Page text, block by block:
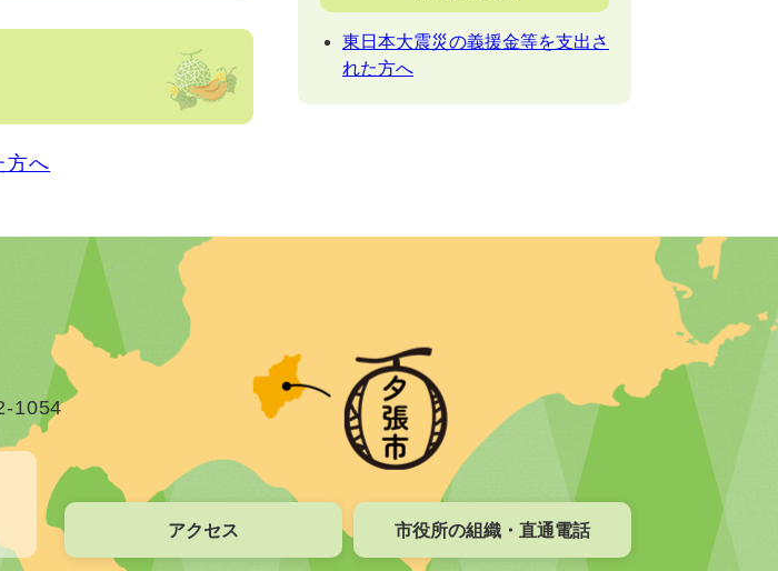
方へ
東日本大震災の義援金等を支出さ
れた方へ
1054
アクセス 市役所の組織・直通電話